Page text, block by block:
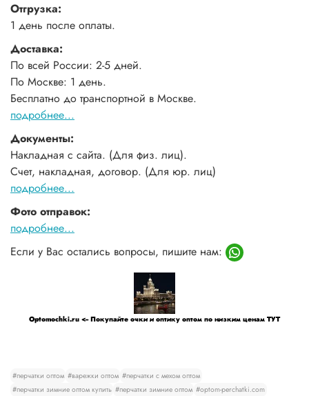
Отгрузка:
1 день после оплаты.
Доставка:
По всей России: 2-5 дней.
По Москве: 1 день.
Бесплатно до транспортной в Москве.
подробнее...
Документы:
Накладная с сайта. (Для физ. лиц).
Счет, накладная, договор. (Для юр. лиц)
подробнее...
Фото отправок:
подробнее...
Если у Вас остались вопросы, пишите нам:
Optomochki.ru <-- Покупайте очки и оптику оптом по низким ценам ТУТ
#перчатки оптом #варежки оптом #перчатки с мехом оптом
#перчатки зимние оптом купить #перчатки зимние оптом #optom-perchatki.com